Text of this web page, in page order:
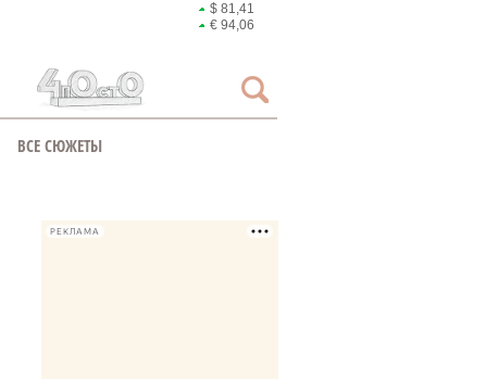
$ 81,41
€ 94,06
ВСЕ СЮЖЕТЫ
РЕКЛАМА